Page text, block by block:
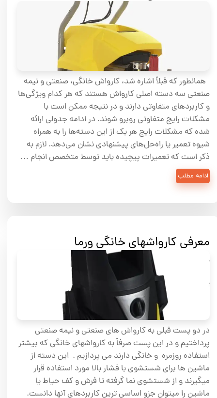
همانطور که قبلاً اشاره شد، کارواش خانگی، صنعتی و نیمه
صنعتی سه دسته اصلی کارواش هستند که هر کدام ویژگی‌ها
و کاربردهای متفاوتی دارند و در نتیجه ممکن است با
مشکلات رایج متفاوتی روبرو شوند. در ادامه جدولی ارائه
شده که مشکلات رایج هر یک از این دسته‌ها را به همراه
شیوه تعمیر یا راه‌حل‌های پیشنهادی نشان می‌دهد. لازم به
ذکر است که تعمیرات پیچیده باید توسط متخصص انجام …
ادامه مطلب
معرفی کارواشهای خانگی ورما
در دو پست قبلی به کارواش های صنعتی و نیمه صنعتی
پرداختیم و در این پست صرفاً به کارواشهای خانگی که بیشتر
استفاده روزمره و خانگی دارند می پردازیم . این دسته از
ماشین ها برای شستشوی با فشار بالا مورد استفاده قرار
میگیرند و از شستشوی نما گرفته تا فرش و کف حیاط یا
ماشین را میتوان جزو اساسی ترین کاربردهای آنها دانست.